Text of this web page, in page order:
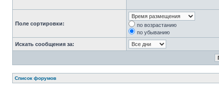
Поле сортировки:
по возрастанию
по убыванию
Искать сообщения за:
Список форумов